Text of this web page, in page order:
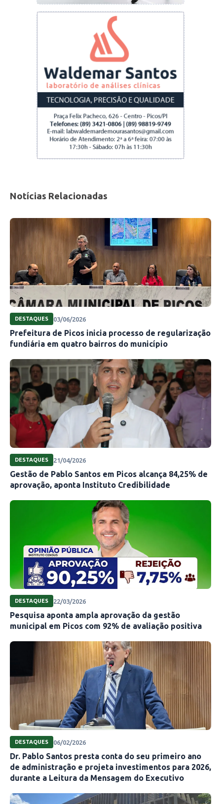
Notícias Relacionadas
DESTAQUES 03/06/2026
Prefeitura de Picos inicia processo de regularização
fundiária em quatro bairros do município
DESTAQUES 21/04/2026
Gestão de Pablo Santos em Picos alcança 84,25% de
aprovação, aponta Instituto Credibilidade
DESTAQUES 22/03/2026
Pesquisa aponta ampla aprovação da gestão
municipal em Picos com 92% de avaliação positiva
DESTAQUES 06/02/2026
Dr. Pablo Santos presta conta do seu primeiro ano
de administração e projeta investimentos para 2026,
durante a Leitura da Mensagem do Executivo